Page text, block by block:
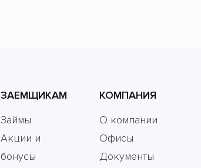
ЗАЕМЩИКАМ
Займы
Акции и
бонусы
КОМПАНИЯ
О компании
Офисы
Документы